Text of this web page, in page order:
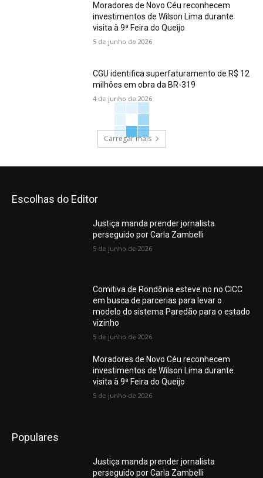
Moradores de Novo Céu reconhecem
investimentos de Wilson Lima durante
visita à 9ª Feira do Queijo
5 de junho de 2026
CGU identifica superfaturamento de R$ 12
milhões em obra da BR-319
4 de junho de 2026
Carregar mais
Escolhas do Editor
Justiça manda prender jornalista
perseguido por Carla Zambelli
5 de junho de 2026
Comitiva de Rondônia esteve no no CICC
em busca de parcerias para levar o
modelo do sistema Paredão para o estado
vizinho
5 de junho de 2026
Moradores de Novo Céu reconhecem
investimentos de Wilson Lima durante
visita à 9ª Feira do Queijo
5 de junho de 2026
Populares
Justiça manda prender jornalista
perseguido por Carla Zambelli